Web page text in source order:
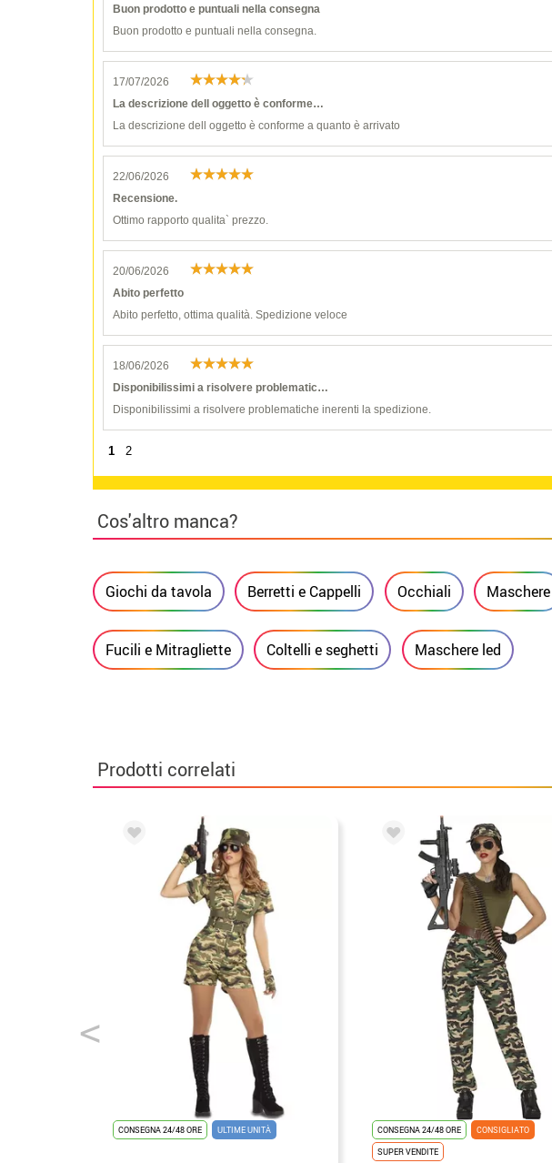
Buon prodotto e puntuali nella consegna
Buon prodotto e puntuali nella consegna.
17/07/2026
La descrizione dell oggetto è conforme…
La descrizione dell oggetto è conforme a quanto è arrivato
22/06/2026
Recensione.
Ottimo rapporto qualita` prezzo.
20/06/2026
Abito perfetto
Abito perfetto, ottima qualità. Spedizione veloce
18/06/2026
Disponibilissimi a risolvere problematic…
Disponibilissimi a risolvere problematiche inerenti la spedizione.
1 2
Cos'altro manca?
Giochi da tavola Berretti e Cappelli Occhiali Maschere
Fucili e Mitragliette Coltelli e seghetti Maschere led
Prodotti correlati
CONSEGNA 24/48 ORE ULTIME UNITÀ CONSEGNA 24/48 ORE
CONSIGLIATO
SUPER VENDITE